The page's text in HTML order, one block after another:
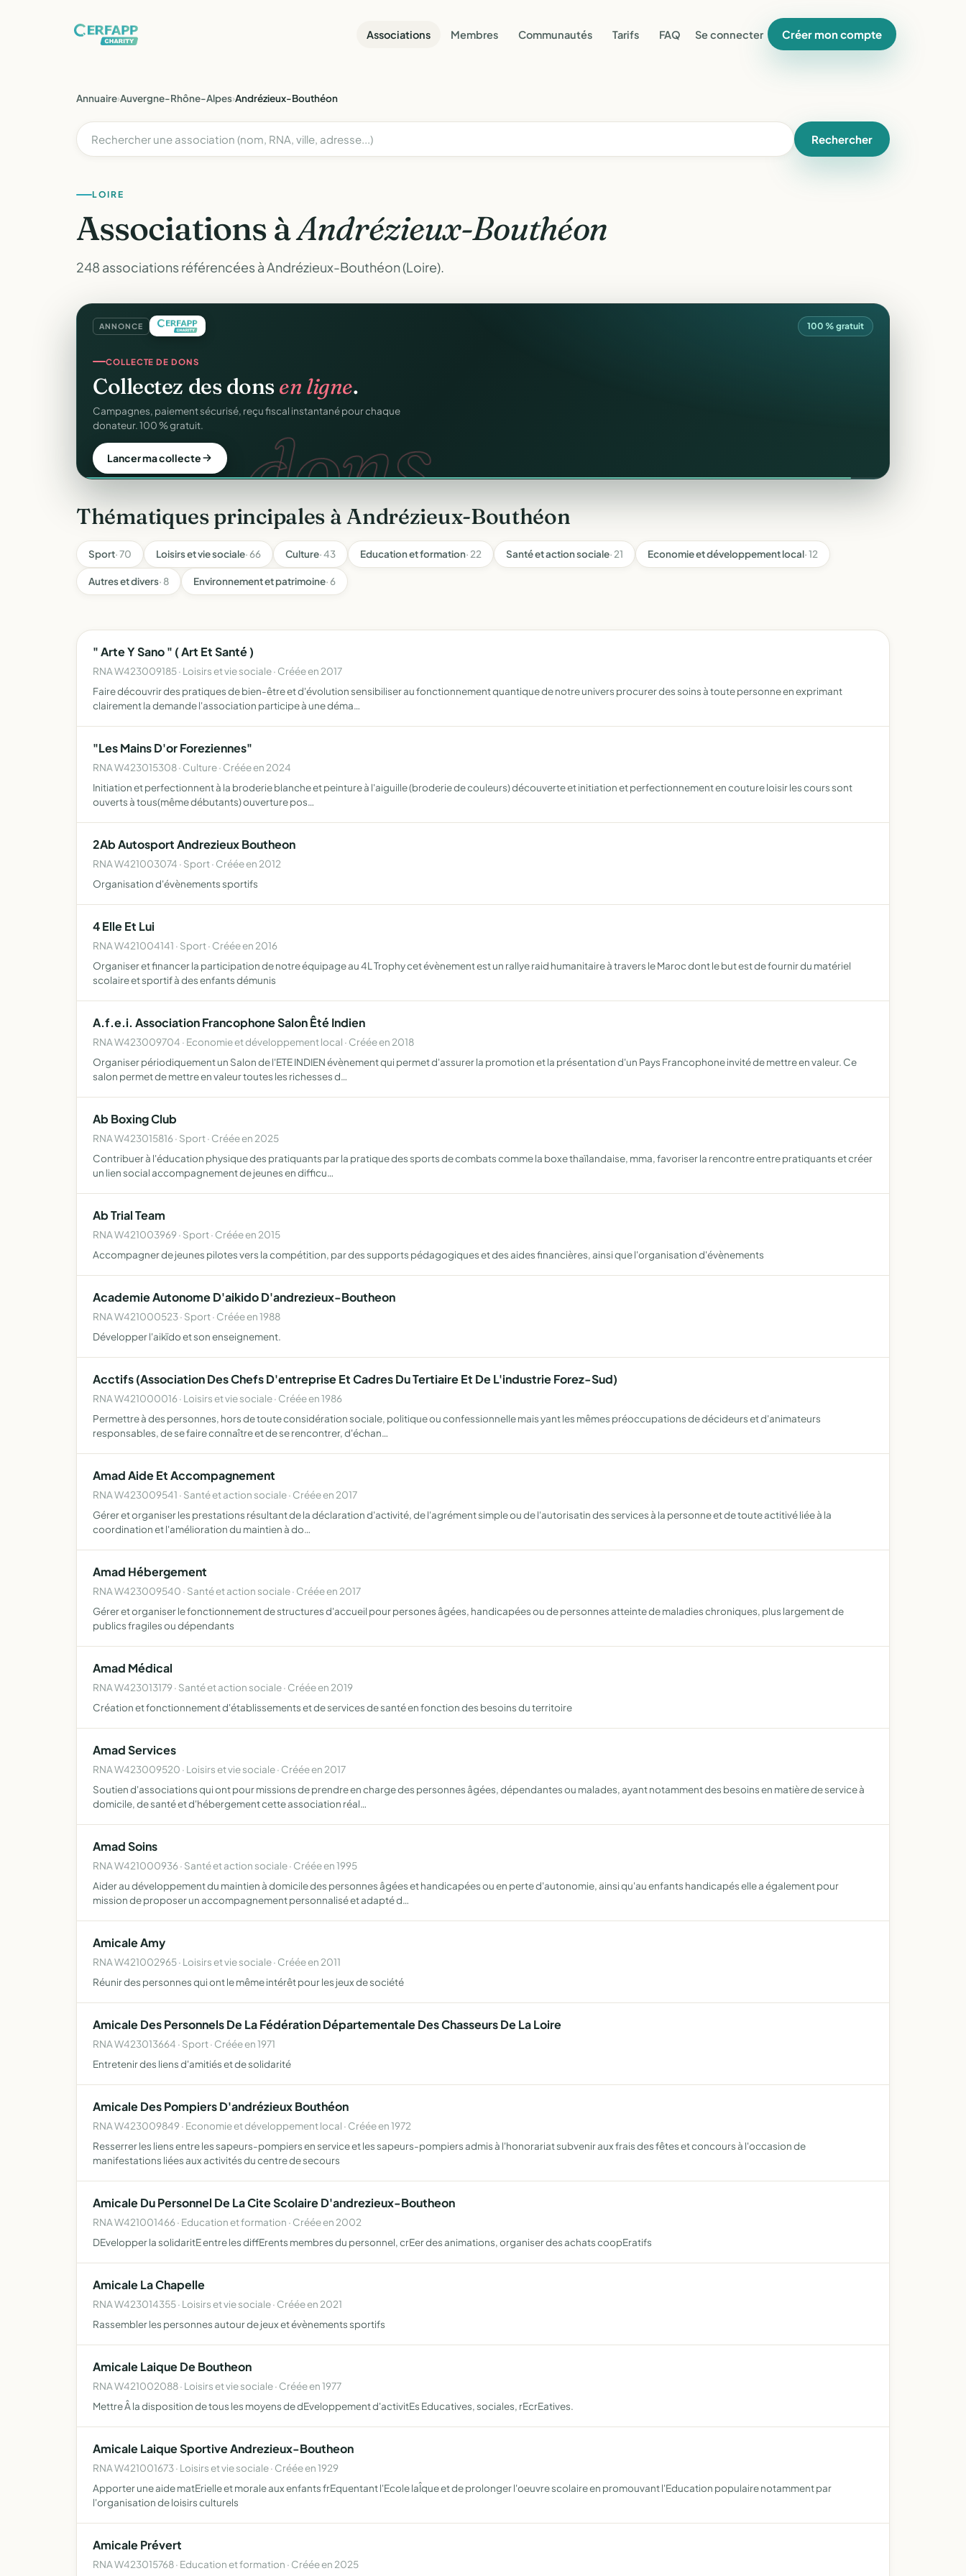
Associations Membres Communautés Tarifs FAQ Se connecter Créer mon compte
Annuaire›Auvergne-Rhône-Alpes›Andrézieux-Bouthéon
Rechercher
LOIRE
Associations àAndrézieux-Bouthéon
248 associations référencées à Andrézieux-Bouthéon (Loire).
ANNONCE 100 % gratuit
gratuit.
GESTION D'ASSOCIATION
Gérez votre associationgratuitement
Membres, dons, événements, reçus — tout votre pilotage au même endroit,
sans rien payer.
Créer mon compte gratuit
Thématiques principales à Andrézieux-Bouthéon
Sport· 70 Loisirs et vie sociale· 66 Culture· 43 Education et formation· 22 Santé et action sociale· 21 Economie et développement local· 12
Autres et divers· 8 Environnement et patrimoine· 6
" Arte Y Sano " ( Art Et Santé )
RNA W423009185 · Loisirs et vie sociale · Créée en 2017
Faire découvrir des pratiques de bien-être et d'évolution sensibiliser au fonctionnement quantique de notre univers procurer des soins à toute personne en exprimant
clairement la demande l'association participe à une déma…
"Les Mains D'or Foreziennes"
RNA W423015308 · Culture · Créée en 2024
Initiation et perfectionnent à la broderie blanche et peinture à l'aiguille (broderie de couleurs) découverte et initiation et perfectionnement en couture loisir les cours sont
ouverts à tous(même débutants) ouverture pos…
2Ab Autosport Andrezieux Boutheon
RNA W421003074 · Sport · Créée en 2012
Organisation d'évènements sportifs
4 Elle Et Lui
RNA W421004141 · Sport · Créée en 2016
Organiser et financer la participation de notre équipage au 4L Trophy cet évènement est un rallye raid humanitaire à travers le Maroc dont le but est de fournir du matériel
scolaire et sportif à des enfants démunis
A.f.e.i. Association Francophone Salon Êté Indien
RNA W423009704 · Economie et développement local · Créée en 2018
Organiser périodiquement un Salon de l'ETE INDIEN évènement qui permet d'assurer la promotion et la présentation d'un Pays Francophone invité de mettre en valeur. Ce
salon permet de mettre en valeur toutes les richesses d…
Ab Boxing Club
RNA W423015816 · Sport · Créée en 2025
Contribuer à l'éducation physique des pratiquants par la pratique des sports de combats comme la boxe thaïlandaise, mma, favoriser la rencontre entre pratiquants et créer
un lien social accompagnement de jeunes en difficu…
Ab Trial Team
RNA W421003969 · Sport · Créée en 2015
Accompagner de jeunes pilotes vers la compétition, par des supports pédagogiques et des aides financières, ainsi que l'organisation d'évènements
Academie Autonome D'aikido D'andrezieux-Boutheon
RNA W421000523 · Sport · Créée en 1988
Développer l'aikïdo et son enseignement.
Acctifs (Association Des Chefs D'entreprise Et Cadres Du Tertiaire Et De L'industrie Forez-Sud)
RNA W421000016 · Loisirs et vie sociale · Créée en 1986
Permettre à des personnes, hors de toute considération sociale, politique ou confessionnelle mais yant les mêmes préoccupations de décideurs et d'animateurs
responsables, de se faire connaître et de se rencontrer, d'échan…
Amad Aide Et Accompagnement
RNA W423009541 · Santé et action sociale · Créée en 2017
Gérer et organiser les prestations résultant de la déclaration d'activité, de l'agrément simple ou de l'autorisatin des services à la personne et de toute actitivé liée à la
coordination et l'amélioration du maintien à do…
Amad Hébergement
RNA W423009540 · Santé et action sociale · Créée en 2017
Gérer et organiser le fonctionnement de structures d'accueil pour persones âgées, handicapées ou de personnes atteinte de maladies chroniques, plus largement de
publics fragiles ou dépendants
Amad Médical
RNA W423013179 · Santé et action sociale · Créée en 2019
Création et fonctionnement d'établissements et de services de santé en fonction des besoins du territoire
Amad Services
RNA W423009520 · Loisirs et vie sociale · Créée en 2017
Soutien d'associations qui ont pour missions de prendre en charge des personnes âgées, dépendantes ou malades, ayant notamment des besoins en matière de service à
domicile, de santé et d'hébergement cette association réal…
Amad Soins
RNA W421000936 · Santé et action sociale · Créée en 1995
Aider au développement du maintien à domicile des personnes âgées et handicapées ou en perte d'autonomie, ainsi qu'au enfants handicapés elle a également pour
mission de proposer un accompagnement personnalisé et adapté d…
Amicale Amy
RNA W421002965 · Loisirs et vie sociale · Créée en 2011
Réunir des personnes qui ont le même intérêt pour les jeux de société
Amicale Des Personnels De La Fédération Départementale Des Chasseurs De La Loire
RNA W423013664 · Sport · Créée en 1971
Entretenir des liens d'amitiés et de solidarité
Amicale Des Pompiers D'andrézieux Bouthéon
RNA W423009849 · Economie et développement local · Créée en 1972
Resserrer les liens entre les sapeurs-pompiers en service et les sapeurs-pompiers admis à l'honorariat subvenir aux frais des fêtes et concours à l'occasion de
manifestations liées aux activités du centre de secours
Amicale Du Personnel De La Cite Scolaire D'andrezieux-Boutheon
RNA W421001466 · Education et formation · Créée en 2002
DEvelopper la solidaritE entre les diffErents membres du personnel, crEer des animations, organiser des achats coopEratifs
Amicale La Chapelle
RNA W423014355 · Loisirs et vie sociale · Créée en 2021
Rassembler les personnes autour de jeux et évènements sportifs
Amicale Laique De Boutheon
RNA W421002088 · Loisirs et vie sociale · Créée en 1977
Mettre Â la disposition de tous les moyens de dEveloppement d'activitEs Educatives, sociales, rEcrEatives.
Amicale Laique Sportive Andrezieux-Boutheon
RNA W421001673 · Loisirs et vie sociale · Créée en 1929
Apporter une aide matErielle et morale aux enfants frEquentant l'Ecole laÎque et de prolonger l'oeuvre scolaire en promouvant l'Education populaire notamment par
l'organisation de loisirs culturels
Amicale Prévert
RNA W423015768 · Education et formation · Créée en 2025